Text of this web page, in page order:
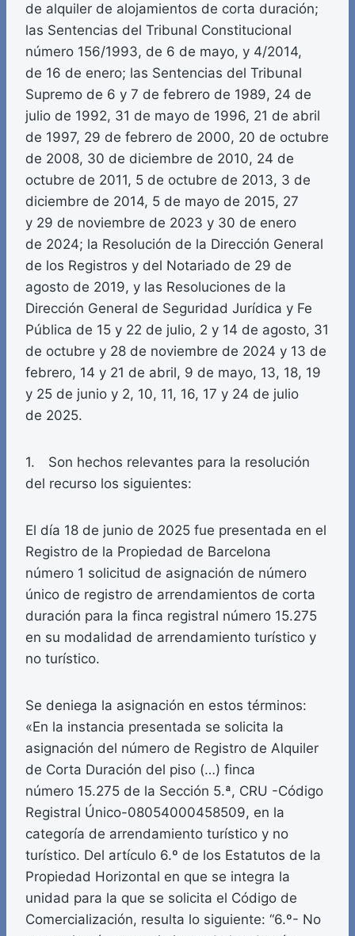
de alquiler de alojamientos de corta duración;
las Sentencias del Tribunal Constitucional
número 156/1993, de 6 de mayo, y 4/2014,
de 16 de enero; las Sentencias del Tribunal
Supremo de 6 y 7 de febrero de 1989, 24 de
julio de 1992, 31 de mayo de 1996, 21 de abril
de 1997, 29 de febrero de 2000, 20 de octubre
de 2008, 30 de diciembre de 2010, 24 de
octubre de 2011, 5 de octubre de 2013, 3 de
diciembre de 2014, 5 de mayo de 2015, 27
y 29 de noviembre de 2023 y 30 de enero
de 2024; la Resolución de la Dirección General
de los Registros y del Notariado de 29 de
agosto de 2019, y las Resoluciones de la
Dirección General de Seguridad Jurídica y Fe
Pública de 15 y 22 de julio, 2 y 14 de agosto, 31
de octubre y 28 de noviembre de 2024 y 13 de
febrero, 14 y 21 de abril, 9 de mayo, 13, 18, 19
y 25 de junio y 2, 10, 11, 16, 17 y 24 de julio
de 2025.
1. Son hechos relevantes para la resolución
del recurso los siguientes:
El día 18 de junio de 2025 fue presentada en el
Registro de la Propiedad de Barcelona
número 1 solicitud de asignación de número
único de registro de arrendamientos de corta
duración para la finca registral número 15.275
en su modalidad de arrendamiento turístico y
no turístico.
Se deniega la asignación en estos términos:
«En la instancia presentada se solicita la
asignación del número de Registro de Alquiler
de Corta Duración del piso (…) finca
número 15.275 de la Sección 5.ª, CRU -Código
Registral Único-08054000458509, en la
categoría de arrendamiento turístico y no
turístico. Del artículo 6.º de los Estatutos de la
Propiedad Horizontal en que se integra la
unidad para la que se solicita el Código de
Comercialización, resulta lo siguiente: “6.º- No